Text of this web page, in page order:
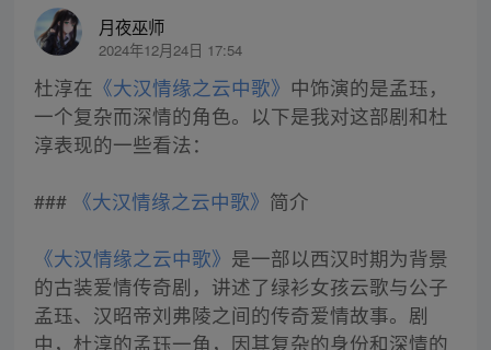
月夜巫师
2024年12月24日 17:54
杜淳在 《大汉情缘之云中歌》 中饰演的是孟珏，
一个复杂而深情的角色。以下是我对这部剧和杜
淳表现的一些看法：
### 《大汉情缘之云中歌》 简介
《大汉情缘之云中歌》 是一部以西汉时期为背景
的古装爱情传奇剧，讲述了绿衫女孩云歌与公子
孟珏、汉昭帝刘弗陵之间的传奇爱情故事。剧
中，杜淳的孟珏一角，因其复杂的身份和深情的